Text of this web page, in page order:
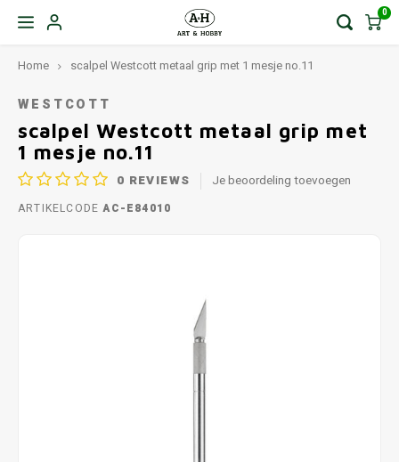
0
Home scalpel Westcott metaal grip met 1 mesje no.11
WESTCOTT
scalpel Westcott metaal grip met
1 mesje no.11
0 REVIEWS Je beoordeling toevoegen
ARTIKELCODE AC-E84010